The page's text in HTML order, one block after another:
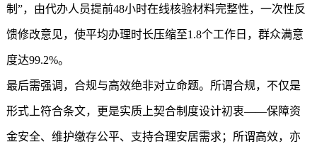
制”，由代办人员提前48小时在线核验材料完整性，一次性反
馈修改意见，使平均办理时长压缩至1.8个工作日，群众满意
度达99.2%。
最后需强调，合规与高效绝非对立命题。所谓合规，不仅是
形式上符合条文，更是实质上契合制度设计初衷——保障资
金安全、维护缴存公平、支持合理安居需求；所谓高效，亦